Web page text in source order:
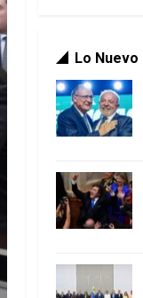
Lo Nuevo